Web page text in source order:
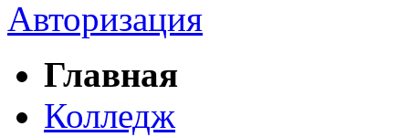
Авторизация
Главная
Колледж